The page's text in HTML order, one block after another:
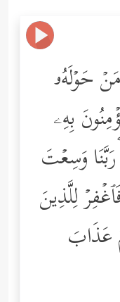
حَوۡلَهُۥ
بِهِۦ
رَبَّنَا وَسِعۡتَ
لِلَّذِینَ
عَذَابَ